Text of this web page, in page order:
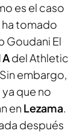
es el caso
ha tomado
Goudani El
del Athletic
embargo,
ya que no
en Lezama.
después